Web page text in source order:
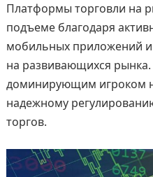
Платформы торговли на
подъеме благодаря
мобильных приложений
на развивающихся
доминирующим игроком
надежному
торгов.